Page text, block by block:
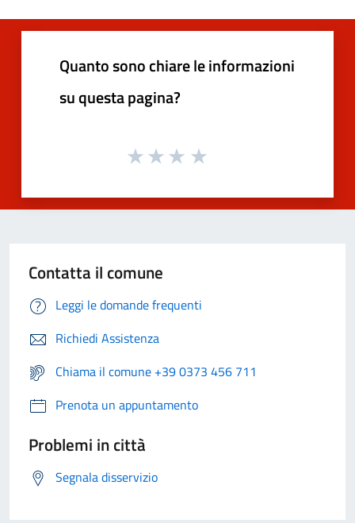
Quanto sono chiare le informazioni
su questa pagina?
Contatta il comune
Leggi le domande frequenti
Richiedi Assistenza
Chiama il comune +39 0373 456 711
Prenota un appuntamento
Problemi in città
Segnala disservizio